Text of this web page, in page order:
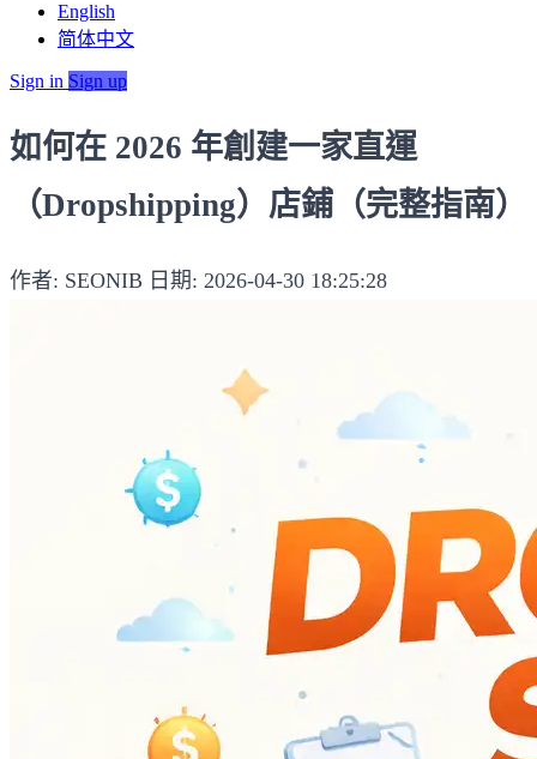
English
简体中文
Sign in Sign up
如何在 2026 年創建一家直運
（Dropshipping）店鋪（完整指南）
作者: SEONIB 日期: 2026-04-30 18:25:28